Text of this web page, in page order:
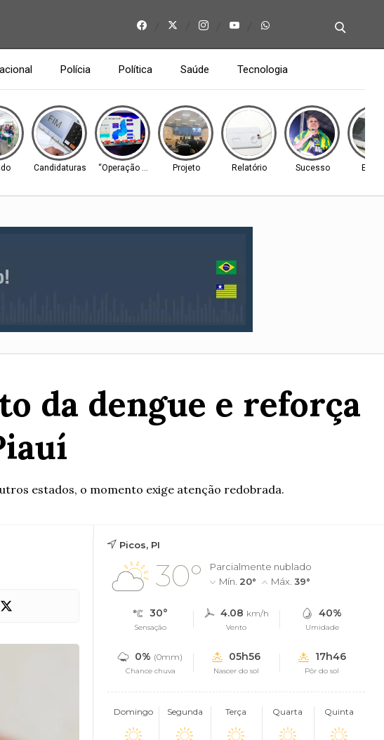
Polícia Política Saúde Tecnologia
Candidaturas “Operação B-R-O-BRÓ”Projeto Relatório Sucesso
da dengue e reforça
estados, o momento exige atenção redobrada.
Picos, PI
30°
Parcialmente nublado
Mín. 20° Máx. 39°
30°
Sensação
4.08 km/h
Vento
40%
Umidade
0% (0mm)
Chance chuva
05h56
Nascer do sol
17h46
Pôr do sol
Domingo Segunda Terça Quarta Quinta